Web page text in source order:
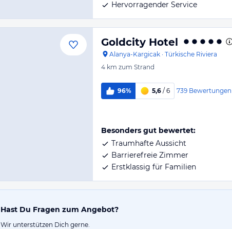
Hervorragender Service
Goldcity Hotel
Alanya-Kargicak · Türkische Riviera
4 km zum Strand
96% 5,6 / 6 739 Bewertungen
Besonders gut bewertet:
Traumhafte Aussicht
Barrierefreie Zimmer
Erstklassig für Familien
Hast Du Fragen zum Angebot?
Wir unterstützen Dich gerne.